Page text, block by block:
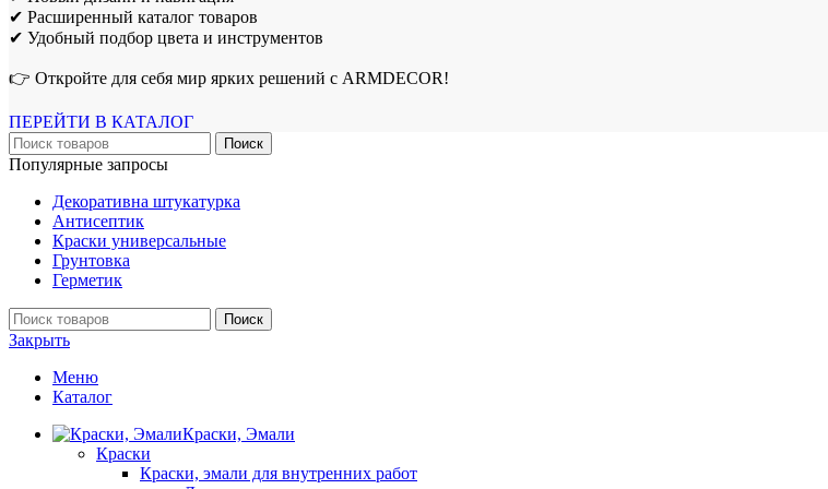
✔ Расширенный каталог товаров
✔ Удобный подбор цвета и инструментов
👉 Откройте для себя мир ярких решений с ARMDECOR!
ПЕРЕЙТИ В КАТАЛОГ
Поиск
Популярные запросы
Декоративна штукатурка
Антисептик
Краски универсальные
Грунтовка
Герметик
Поиск
Закрыть
Меню
Каталог
Краски, Эмали
Краски
Краски, эмали для внутренних работ